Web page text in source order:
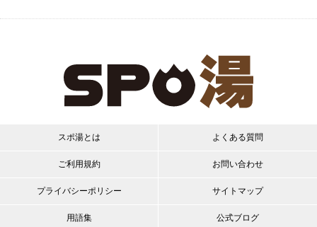
スポ湯とは
ご利用規約
プライバシーポリシー
用語集
よくある質問
お問い合わせ
サイトマップ
公式ブログ